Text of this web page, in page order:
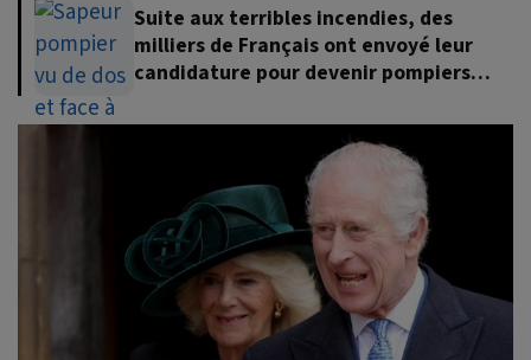
Suite aux terribles incendies, des
milliers de Français ont envoyé leur
candidature pour devenir pompiers